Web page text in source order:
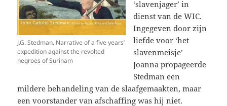
J.G. Stedman, Narrative of a five years’
expedition against the revolted
negroes of Surinam
‘slavenjager’ in
dienst van de WIC.
Ingegeven door zijn
liefde voor ‘het
slavenmeisje’
Joanna propageerde
Stedman een
mildere behandeling van de slaafgemaakten, maar
een voorstander van afschaffing was hij niet.